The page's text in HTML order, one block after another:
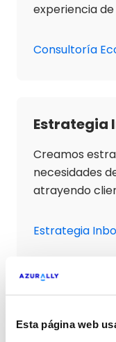
Esta página web
experiencia
Consultoría
Estrategia
Creamos
necesidades
atrayendo
Estrategia